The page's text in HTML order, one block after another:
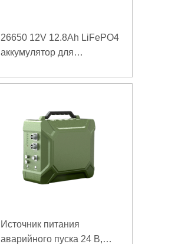
26650 12V 12.8Ah LiFePO4
аккумулятор для
испытаний
оборудования с портом
связи SMBUS
Источник питания
аварийного пуска 24 В,